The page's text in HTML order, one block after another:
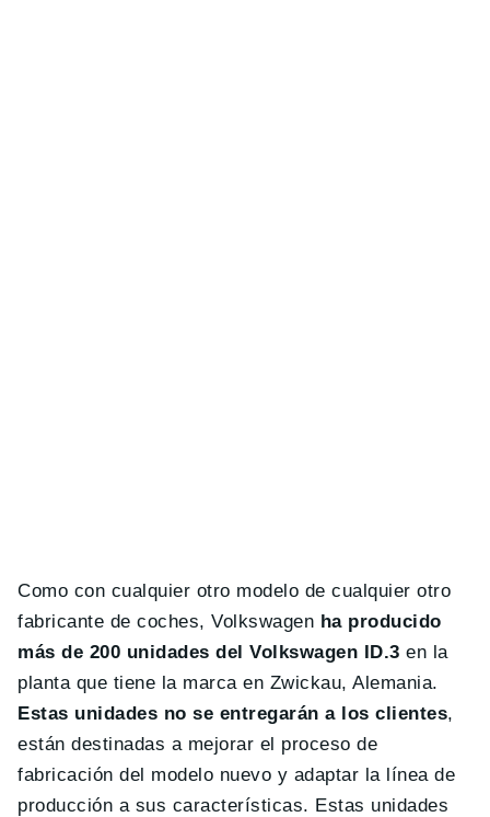
Como con cualquier otro modelo de cualquier otro
fabricante de coches, Volkswagen ha producido
más de 200 unidades del Volkswagen ID.3 en la
planta que tiene la marca en Zwickau, Alemania.
Estas unidades no se entregarán a los clientes,
están destinadas a mejorar el proceso de
fabricación del modelo nuevo y adaptar la línea de
producción a sus características. Estas unidades